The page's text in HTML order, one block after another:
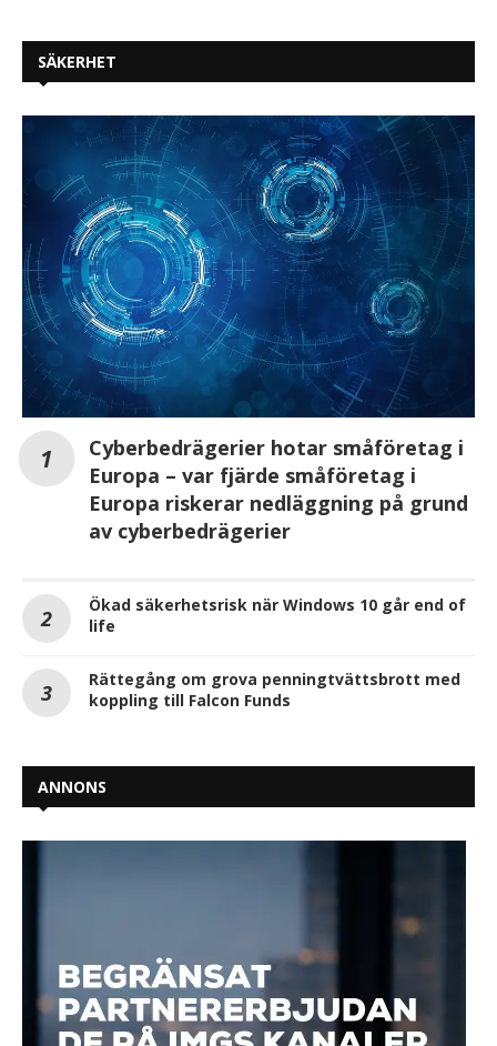
SÄKERHET
Cyberbedrägerier hotar småföretag i
Europa – var fjärde småföretag i
Europa riskerar nedläggning på grund
av cyberbedrägerier
Ökad säkerhetsrisk när Windows 10 går end of
life
Rättegång om grova penningtvättsbrott med
koppling till Falcon Funds
ANNONS